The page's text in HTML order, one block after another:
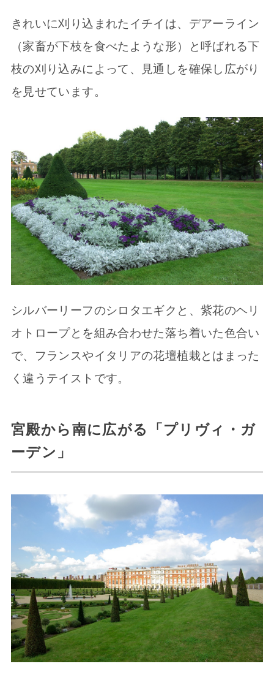
きれいに刈り込まれたイチイは、デアーライン
（家畜が下枝を食べたような形）と呼ばれる下
枝の刈り込みによって、見通しを確保し広がり
を見せています。
シルバーリーフのシロタエギクと、紫花のヘリ
オトロープとを組み合わせた落ち着いた色合い
で、フランスやイタリアの花壇植栽とはまった
く違うテイストです。
宮殿から南に広がる「プリヴィ・ガ
ーデン」